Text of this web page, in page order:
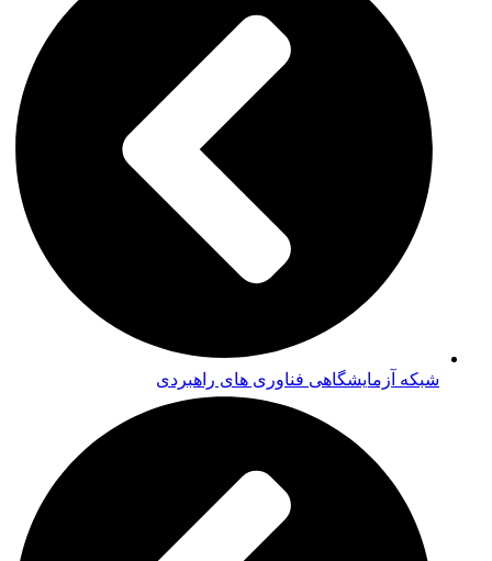
شبکه آزمایشگاهی فناوری های راهبردی